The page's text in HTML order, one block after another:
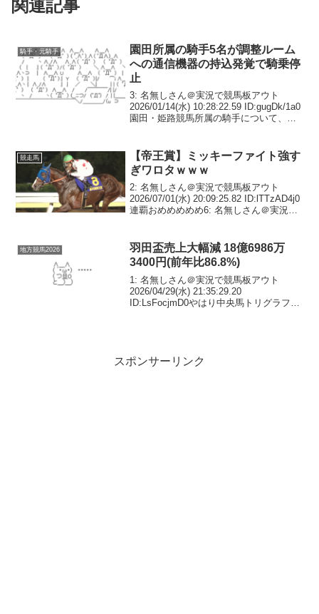
関連記事
騎手・元騎手
園田所属の騎手5名が調整ルーム
への通信機器の持込発覚で騎乗停
止
3: 名無しさん＠実況で競馬板アウト
2026/01/14(水) 10:28:22.59 ID:gugDk/1a0
園田・姫路競馬所属の騎手について、騎
（水）、１５日（木）の...
競走馬
【帝王賞】ミッキーファイト強す
ぎワロタｗｗｗ
2: 名無しさん＠実況で競馬板アウト
2026/07/01(水) 20:09:25.82 ID:lTTzAD4j0
連覇おめめめめめ6: 名無しさん＠実況で
地方競馬2026
羽田盃売上大幅減 18億6986万
3400円(前年比86.8%)
1: 名無しさん＠実況で競馬板アウト
2026/04/29(水) 21:35:29.20
ID:LsFocjmD0やはり中央馬トリグラフヒ
スポンサーリンク